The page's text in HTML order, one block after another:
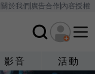
關於我們廣告合作內容授權
影音 活動